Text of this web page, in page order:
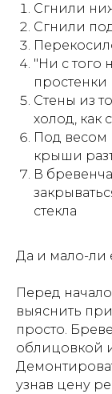
Сгнили
Сгнили
"Ни с того
Стены из
холод, как
Под весом
крыши
В
стекла
Да и мало-ли
Перед
выяснить
просто.
облицовкой
узнав цену